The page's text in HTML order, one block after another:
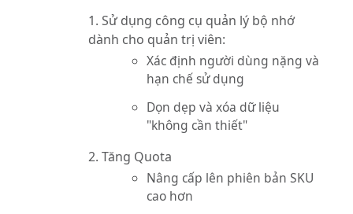
Sử dụng công cụ quản lý bộ nhớ
dành cho quản trị viên:
Xác định người dùng nặng và
hạn chế sử dụng
Dọn dẹp và xóa dữ liệu
"không cần thiết"
Tăng Quota
Nâng cấp lên phiên bản SKU
cao hơn